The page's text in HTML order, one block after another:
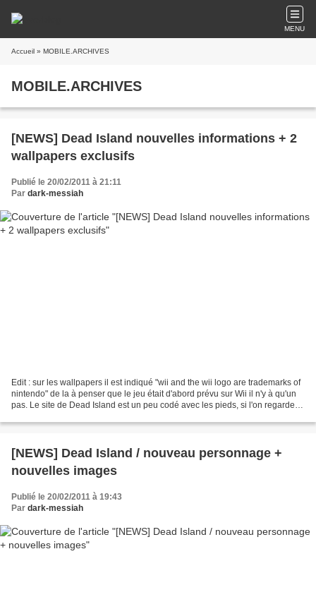
MENU
Accueil » MOBILE.ARCHIVES
MOBILE.ARCHIVES
[NEWS] Dead Island nouvelles informations + 2
wallpapers exclusifs
Publié le 20/02/2011 à 21:11
Par dark-messiah
Edit : sur les wallpapers il est indiqué "wii and the wii logo are trademarks of
nintendo" de la à penser que le jeu était d'abord prévu sur Wii il n'y à qu'un
pas. Le site de Dead Island est un peu codé avec les pieds, si l'on regarde le
[NEWS] Dead Island / nouveau personnage +
nouvelles images
Publié le 20/02/2011 à 19:43
Par dark-messiah